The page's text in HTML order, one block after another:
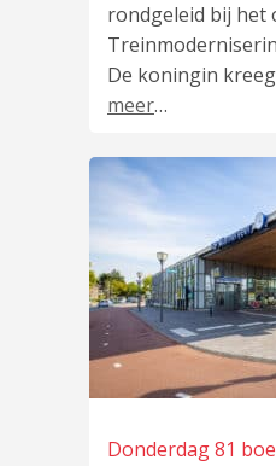
rondgeleid bij het
De koningin
meer…
Donderdag 81